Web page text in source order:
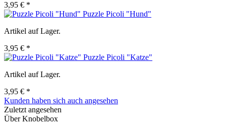
3,95 € *
Puzzle Picoli "Hund"
Artikel auf Lager.
3,95 € *
Puzzle Picoli "Katze"
Artikel auf Lager.
3,95 € *
Kunden haben sich auch angesehen
Zuletzt angesehen
Über Knobelbox